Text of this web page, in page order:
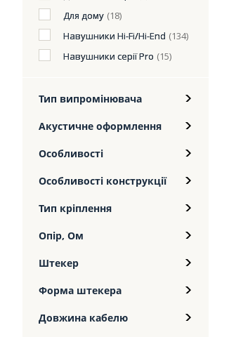
Для дому (18)
Навушники Hi-Fi/Hi-End (134)
Навушники серії Pro (15)
Тип випромінювача
Акустичне оформлення
Особливості
Особливості конструкції
Тип кріплення
Опір, Ом
Штекер
Форма штекера
Довжина кабелю